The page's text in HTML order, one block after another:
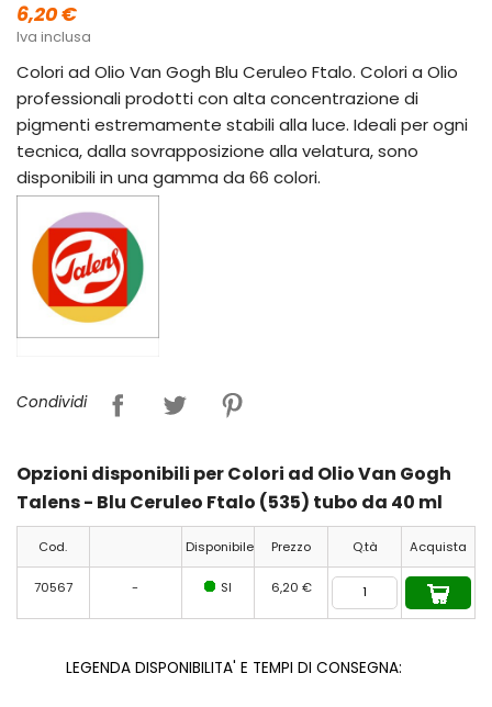
6,20 €
Iva inclusa
Colori ad Olio Van Gogh Blu Ceruleo Ftalo. Colori a Olio
professionali prodotti con alta concentrazione di
pigmenti estremamente stabili alla luce. Ideali per ogni
tecnica, dalla sovrapposizione alla velatura, sono
disponibili in una gamma da 66 colori.
Condividi
Opzioni disponibili per Colori ad Olio Van Gogh
Talens - Blu Ceruleo Ftalo (535) tubo da 40 ml
Cod. Disponibile Prezzo Q.tà Acquista
70567 - SI 6,20 €
LEGENDA DISPONIBILITA' E TEMPI DI CONSEGNA: